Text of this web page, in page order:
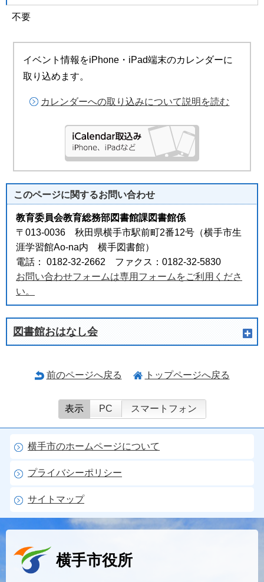
不要
イベント情報をiPhone・iPad端末のカレンダーに
取り込めます。
カレンダーへの取り込みについて説明を読む
このページに関するお問い合わせ
教育委員会教育総務部図書館課図書館係
〒013-0036 秋田県横手市駅前町2番12号（横手市生
涯学習館Ao-na内 横手図書館）
電話： 0182-32-2662 ファクス：0182-32-5830
お問い合わせフォームは専用フォームをご利用くださ
い。
図書館おはなし会
前のページへ戻る トップページへ戻る
表示 PC スマートフォン
横手市のホームページについて
プライバシーポリシー
サイトマップ
横手市役所